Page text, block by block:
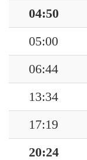
04:50
05:00
06:44
13:34
17:19
20:24